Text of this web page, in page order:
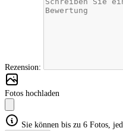
Rezension:
Fotos hochladen
Sie können bis zu 6 Fotos,